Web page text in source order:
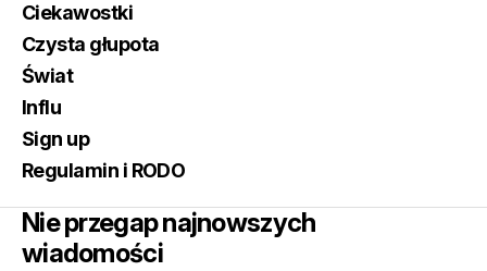
Ciekawostki
Czysta głupota
Świat
Influ
Sign up
Regulamin i RODO
Nie przegap najnowszych
wiadomości